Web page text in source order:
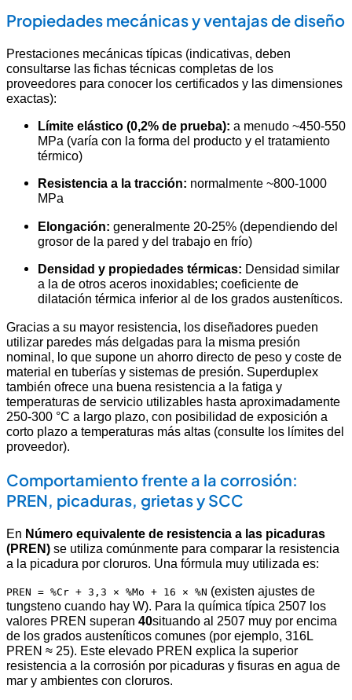
Propiedades mecánicas y ventajas de diseño
Prestaciones mecánicas típicas (indicativas, deben
consultarse las fichas técnicas completas de los
proveedores para conocer los certificados y las dimensiones
exactas):
Límite elástico (0,2% de prueba): a menudo ~450-550
MPa (varía con la forma del producto y el tratamiento
térmico)
Resistencia a la tracción: normalmente ~800-1000
MPa
Elongación: generalmente 20-25% (dependiendo del
grosor de la pared y del trabajo en frío)
Densidad y propiedades térmicas: Densidad similar
a la de otros aceros inoxidables; coeficiente de
dilatación térmica inferior al de los grados austeníticos.
Gracias a su mayor resistencia, los diseñadores pueden
utilizar paredes más delgadas para la misma presión
nominal, lo que supone un ahorro directo de peso y coste de
material en tuberías y sistemas de presión. Superduplex
también ofrece una buena resistencia a la fatiga y
temperaturas de servicio utilizables hasta aproximadamente
250-300 °C a largo plazo, con posibilidad de exposición a
corto plazo a temperaturas más altas (consulte los límites del
proveedor).
Comportamiento frente a la corrosión:
PREN, picaduras, grietas y SCC
En Número equivalente de resistencia a las picaduras
(PREN) se utiliza comúnmente para comparar la resistencia
a la picadura por cloruros. Una fórmula muy utilizada es:
PREN = %Cr + 3,3 × %Mo + 16 × %N (existen ajustes de
tungsteno cuando hay W). Para la química típica 2507 los
valores PREN superan 40situando al 2507 muy por encima
de los grados austeníticos comunes (por ejemplo, 316L
PREN ≈ 25). Este elevado PREN explica la superior
resistencia a la corrosión por picaduras y fisuras en agua de
mar y ambientes con cloruros.